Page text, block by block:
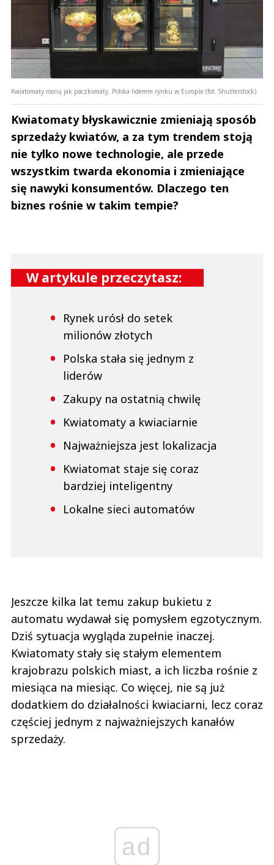
Kwiatomaty rosną jak paczkomaty. Polska liderem rynku w Europie (fot. Shutterstock)
Kwiatomaty błyskawicznie zmieniają sposób
sprzedaży kwiatów, a za tym trendem stoją
nie tylko nowe technologie, ale przede
wszystkim twarda ekonomia i zmieniające
się nawyki konsumentów. Dlaczego ten
biznes rośnie w takim tempie?
W artykule przeczytasz:
Rynek urósł do setek
milionów złotych
Polska stała się jednym z
liderów
Zakupy na ostatnią chwilę
Kwiatomaty a kwiaciarnie
Najważniejsza jest lokalizacja
Kwiatomat staje się coraz
bardziej inteligentny
Lokalne sieci automatów
Jeszcze kilka lat temu zakup bukietu z
automatu wydawał się pomysłem egzotycznym.
Dziś sytuacja wygląda zupełnie inaczej.
Kwiatomaty stały się stałym elementem
krajobrazu polskich miast, a ich liczba rośnie z
miesiąca na miesiąc. Co więcej, nie są już
dodatkiem do działalności kwiaciarni, lecz coraz
częściej jednym z najważniejszych kanałów
sprzedaży.
ad